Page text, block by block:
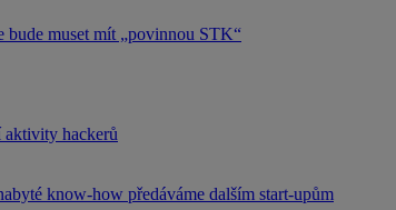
muset mít „povinnou STK“
hackerů
know-how předáváme dalším start-upům